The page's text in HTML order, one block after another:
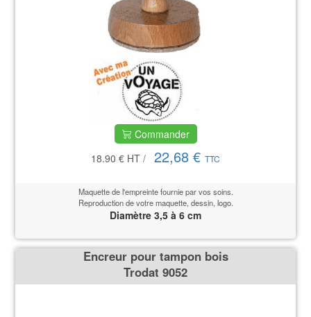
Commander
18.90 € HT / 22,68 € TTC
Maquette de l'empreinte fournie par vos soins.
Reproduction de votre maquette, dessin, logo.
Diamètre 3,5 à 6 cm
Encreur pour tampon bois
Trodat 9052